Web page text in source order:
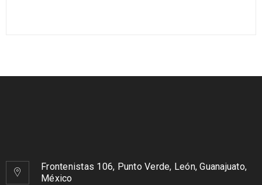
Frontenistas 106, Punto Verde, León, Guanajuato,
México